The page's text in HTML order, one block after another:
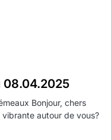
08.04.2025
Bonjour, chers
autour de vous?